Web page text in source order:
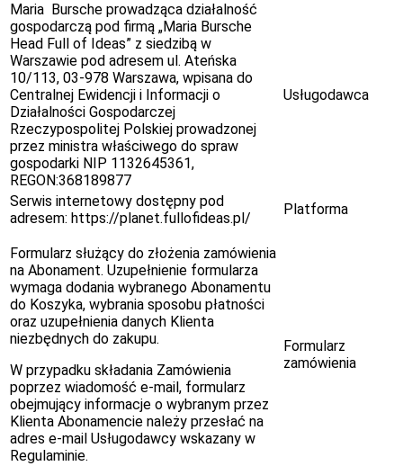
Maria Bursche prowadząca działalność
gospodarczą pod firmą „Maria Bursche
Head Full of Ideas” z siedzibą w
Warszawie pod adresem ul. Ateńska
10/113, 03-978 Warszawa, wpisana do
Centralnej Ewidencji i Informacji o
Działalności Gospodarczej
Rzeczypospolitej Polskiej prowadzonej
przez ministra właściwego do spraw
gospodarki NIP 1132645361,
REGON:368189877
Usługodawca
Serwis internetowy dostępny pod
adresem: https://planet.fullofideas.pl/
Platforma
Formularz służący do złożenia zamówienia
na Abonament. Uzupełnienie formularza
wymaga dodania wybranego Abonamentu
do Koszyka, wybrania sposobu płatności
oraz uzupełnienia danych Klienta
niezbędnych do zakupu.
W przypadku składania Zamówienia
poprzez wiadomość e-mail, formularz
obejmujący informacje o wybranym przez
Klienta Abonamencie należy przesłać na
adres e-mail Usługodawcy wskazany w
Regulaminie.
Formularz
zamówienia